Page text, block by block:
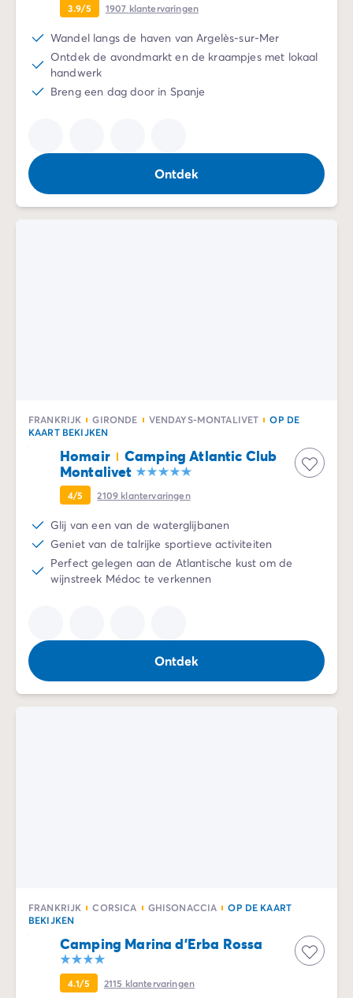
De Homair ervaring
Services & praktische info
Voorzieningen en faciliteiten
Onze cateringpakketten
Service & contact
Annuleringsverzekering
3.9/5 1907 klantervaringen
Wandel langs de haven van Argelès-sur-Mer
Ontdek de avondmarkt en de kraampjes met lokaal
handwerk
Breng een dag door in Spanje
Ontdek
FRANKRIJK GIRONDE VENDAYS-MONTALIVET
OP DE
KAART BEKIJKEN
Homair
Camping Atlantic Club
Montalivet
4/5 2109 klantervaringen
Glij van een van de waterglijbanen
Geniet van de talrijke sportieve activiteiten
Perfect gelegen aan de Atlantische kust om de
wijnstreek Médoc te verkennen
Ontdek
FRANKRIJK CORSICA GHISONACCIA
OP DE KAART
BEKIJKEN
Camping Marina d'Erba Rossa
4.1/5 2115 klantervaringen